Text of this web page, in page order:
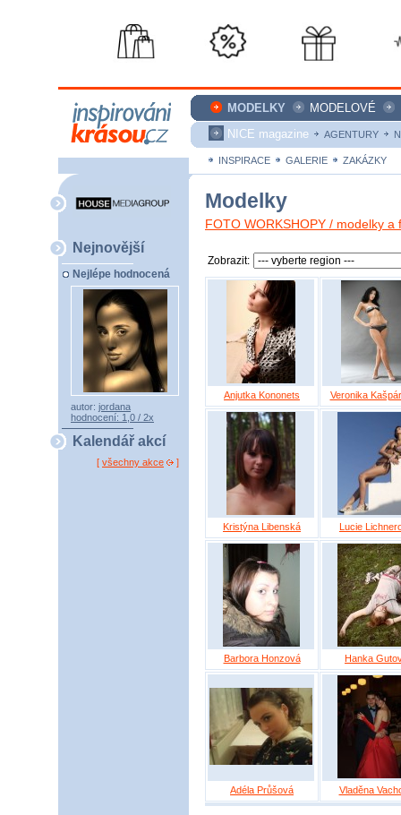
MODELKY MODELOVÉ
NICE magazine
AGENTURY
INSPIRACE GALERIE ZAKÁZKY
Nejnovější
Nejlépe hodnocená
autor: jordana
hodnocení: 1,0 / 2x
Kalendář akcí
[ všechny akce ]
Modelky
FOTO WORKSHOPY / modelky
Zobrazit:
Anjutka Kononets Veronika
Kristýna Libenská Lucie
Barbora Honzová Hanka
Adéla Průšová Vladěna